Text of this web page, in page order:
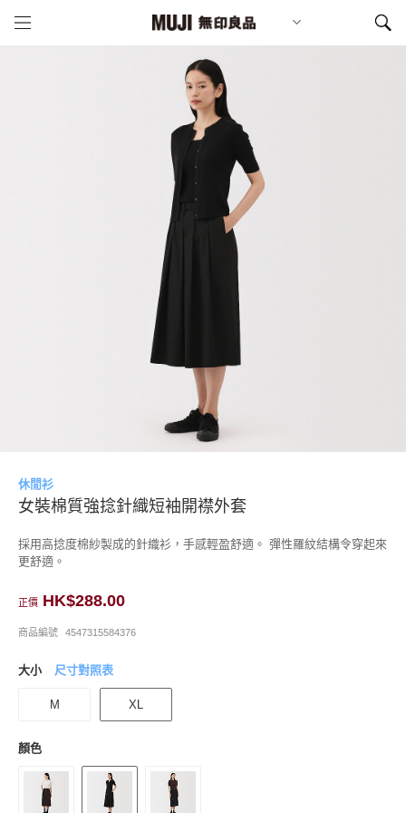
休閒衫
女裝棉質強捻針織短袖開襟外套
採用高捻度棉紗製成的針織衫，手感輕盈舒適。 彈性羅紋結構令穿起來
更舒適。
正價 HK$288.00
商品編號 4547315584376
大小 尺寸對照表
M XL
顏色